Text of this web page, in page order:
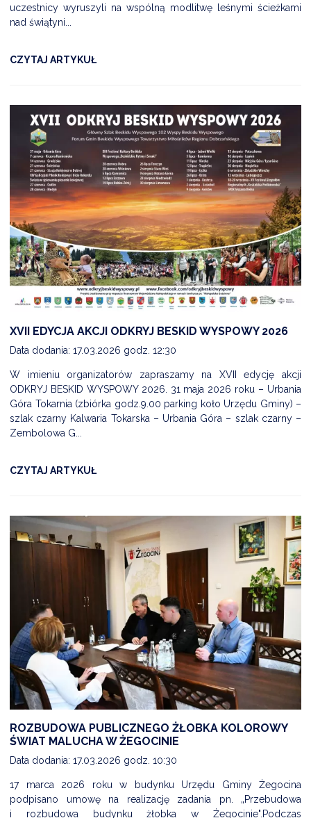
uczestnicy wyruszyli na wspólną modlitwę leśnymi ścieżkami
nad świątyni...
CZYTAJ ARTYKUŁ
XVII EDYCJA AKCJI ODKRYJ BESKID WYSPOWY 2026
Data dodania: 17.03.2026 godz. 12:30
W imieniu organizatorów zapraszamy na XVII edycję akcji
ODKRYJ BESKID WYSPOWY 2026. 31 maja 2026 roku – Urbania
Góra Tokarnia (zbiórka godz.9.00 parking koło Urzędu Gminy) –
szlak czarny Kalwaria Tokarska – Urbania Góra – szlak czarny –
Zembolowa G...
CZYTAJ ARTYKUŁ
ROZBUDOWA PUBLICZNEGO ŻŁOBKA KOLOROWY
ŚWIAT MALUCHA W ŻEGOCINIE
Data dodania: 17.03.2026 godz. 10:30
17 marca 2026 roku w budynku Urzędu Gminy Żegocina
podpisano umowę na realizację zadania pn. „Przebudowa
i rozbudowa budynku żłobka w Żegocinie".Podczas